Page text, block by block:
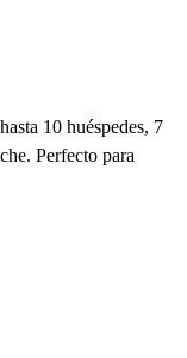
10 huéspedes, 7
Perfecto para